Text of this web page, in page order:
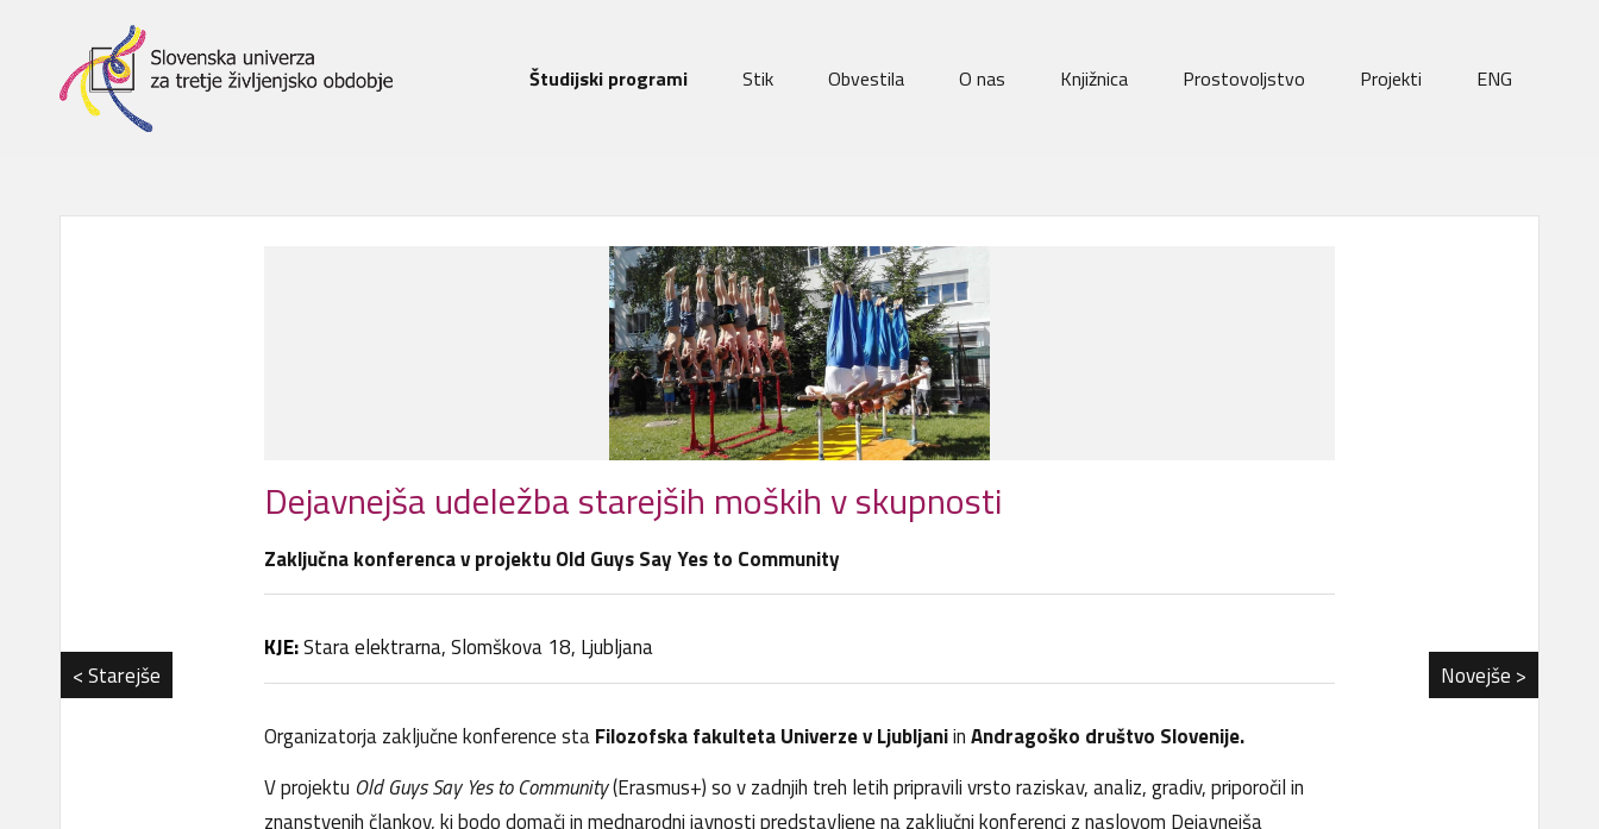
Študijski programi Stik Obvestila O nas Knjižnica Prostovoljstvo Projekti ENG
Dejavnejša udeležba starejših moških v skupnosti
Zaključna konferenca v projektu Old Guys Say Yes to Community
KJE:Stara elektrarna, Slomškova 18, Ljubljana
Organizatorja zaključne konference staFilozofska fakulteta Univerze v LjubljaniinAndragoško društvo Slovenije.
V projektu Old Guys Say Yes to Community(Erasmus+) so v zadnjih treh letih pripravili vrsto raziskav, analiz, gradiv, priporočil in
znanstvenih člankov, ki bodo domači in mednarodni javnosti predstavljene na zaključni konferenci z naslovom Dejavnejša
< Starejše Novejše >